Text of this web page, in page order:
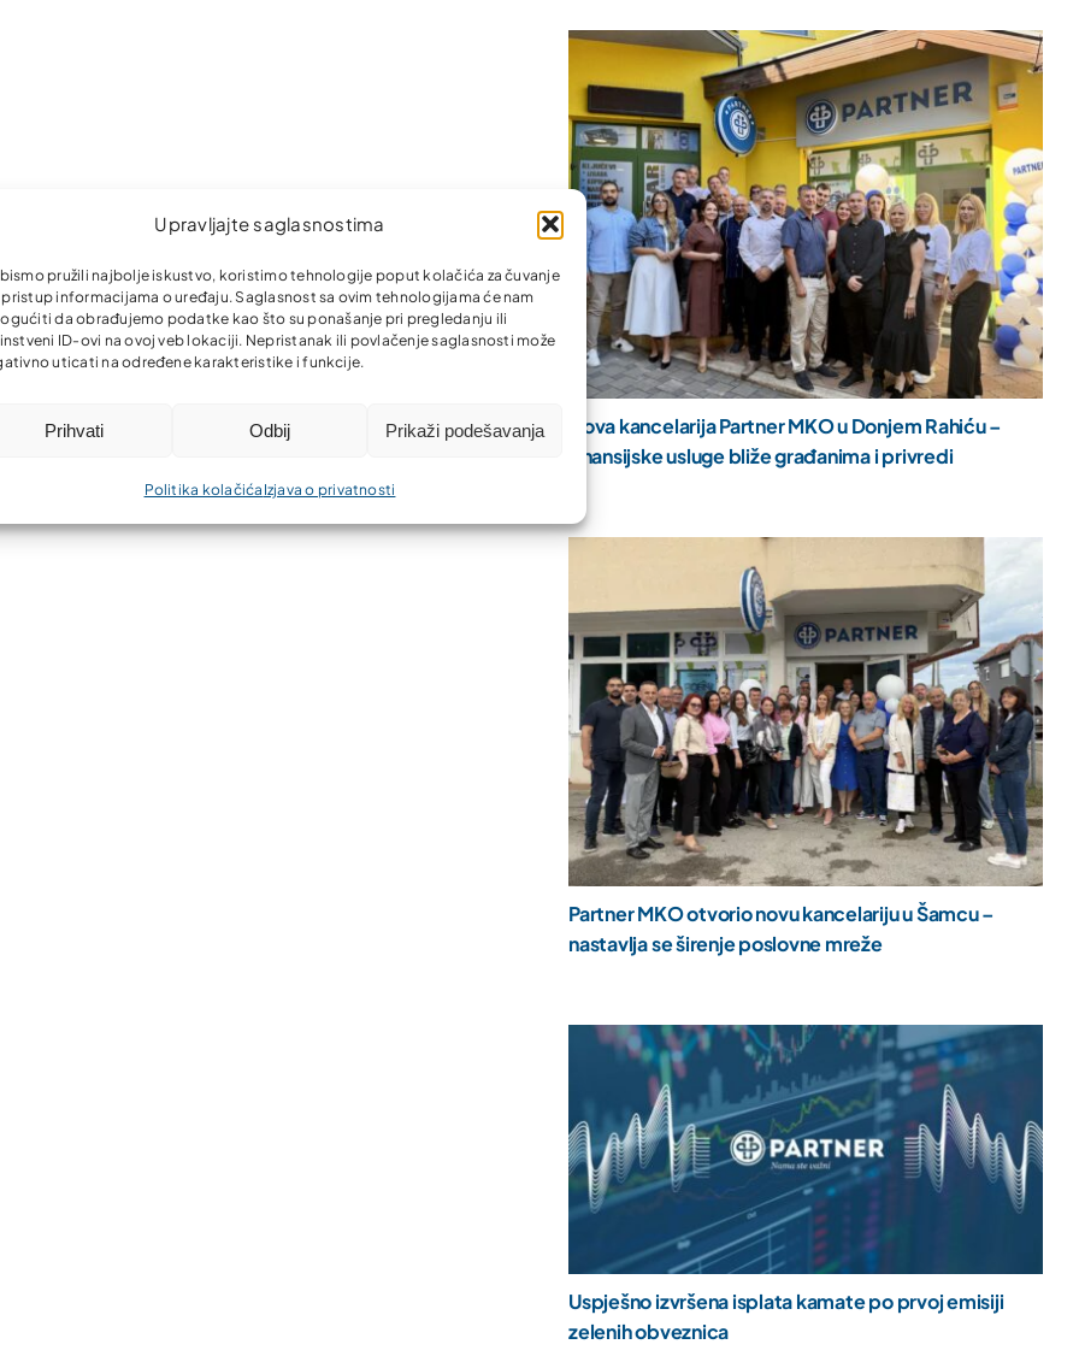
Upravljajte saglasnostima
pružili najbolje iskustvo, koristimo tehnologije poput kolačića za čuvanje
informacijama o uređaju. Saglasnost sa ovim tehnologijama će nam
da obrađujemo podatke kao što su ponašanje pri pregledanju ili
ID-ovi na ovoj veb lokaciji. Nepristanak ili povlačenje saglasnosti može
uticati na određene karakteristike i funkcije.
Prihvati Odbij Prikaži podešavanja
Politika kolačića Izjava o privatnosti
Nova kancelarija Partner MKO u Donjem Rahiću –
finansijske usluge bliže građanima i privredi
Partner MKO otvorio novu kancelariju u Šamcu –
nastavlja se širenje poslovne mreže
Uspješno izvršena isplata kamate po prvoj emisiji
zelenih obveznica